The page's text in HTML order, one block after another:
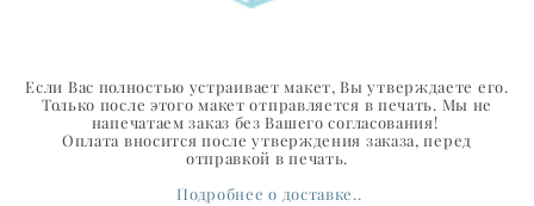
Если Вас полностью устраивает макет, Вы утверждаете его.
Только после этого макет отправляется в печать. Мы не
напечатаем заказ без Вашего согласования!
Оплата вносится после утверждения заказа, перед
отправкой в печать.
Подробнее о доставке..